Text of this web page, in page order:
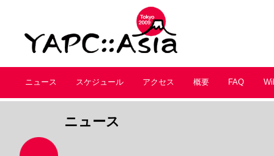
ニュース スケジュール アクセス 概要 FAQ
ニュース